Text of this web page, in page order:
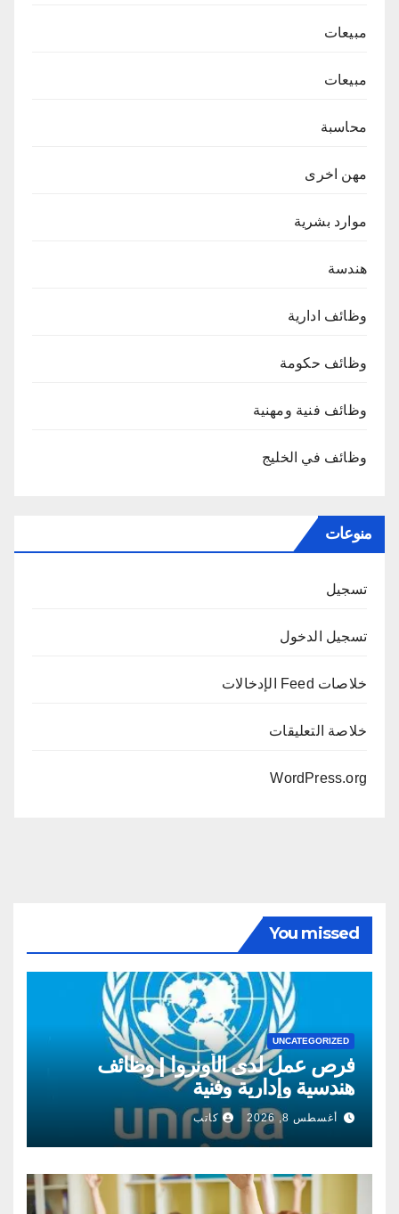
مبيعات
مبيعات
محاسبة
مهن اخرى
موارد بشرية
هندسة
وظائف ادارية
وظائف حكومة
وظائف فنية ومهنية
وظائف في الخليج
منوعات
تسجيل
تسجيل الدخول
خلاصات Feed الإدخالات
خلاصة التعليقات
WordPress.org
You missed
UNCATEGORIZED
فرص عمل لدى الأونروا | وظائف
هندسية وإدارية وفنية
أغسطس 8, 2026 كاتب